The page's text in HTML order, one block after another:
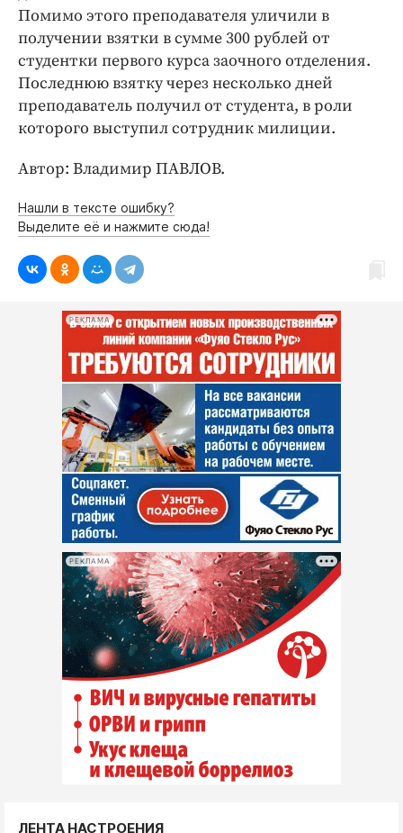
Медиаперсона
Интересное чтиво
Клиника года
Бренд года
Работодатель года
Помимо этого преподавателя уличили в
получении взятки в сумме 300 рублей от
студентки первого курса заочного отделения.
Последнюю взятку через несколько дней
преподаватель получил от студента, в роли
которого выступил сотрудник милиции.
Автор: Владимир ПАВЛОВ.
Нашли в тексте ошибку?
Выделите её и нажмите сюда!
РЕКЛАМА
РЕКЛАМА
ЛЕНТА НАСТРОЕНИЯ